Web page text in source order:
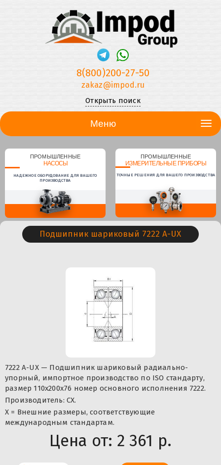
8(800)200-27-50
zakaz@impod.ru
Открыть поиск
Меню
ПРОМЫШЛЕННЫЕ
НАСОСЫ
НАДЕЖНОЕ ОБОРУДОВАНИЕ ДЛЯ ВАШЕГО
ПРОИЗВОДСТВА
ПРОМЫШЛЕННЫЕ
ИЗМЕРИТЕЛЬНЫЕ ПРИБОРЫ
ТОЧНЫЕ РЕШЕНИЯ ДЛЯ ВАШЕГО ПРОИЗВОДСТВА
Подшипник шариковый 7222 A-UX
7222 A-UX — Подшипник шариковый радиально-
упорный, импортное производство по ISO стандарту,
размер 110x200x76 номер основного исполнения 7222.
Производитель: CX.
X = Внешние размеры, соответствующие
международным стандартам.
Цена от: 2 361 р.